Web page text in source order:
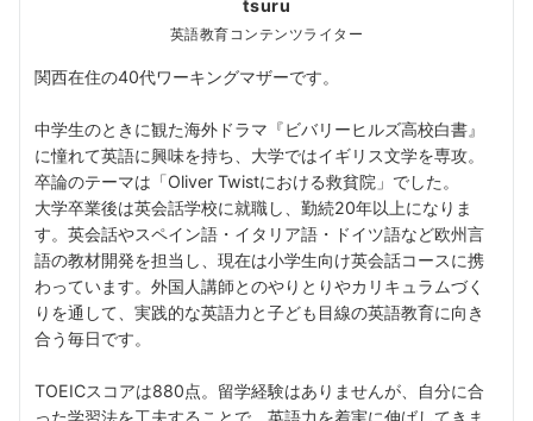
tsuru
英語教育コンテンツライター
関西在住の40代ワーキングマザーです。
中学生のときに観た海外ドラマ『ビバリーヒルズ高校白書』
に憧れて英語に興味を持ち、大学ではイギリス文学を専攻。
卒論のテーマは「Oliver Twistにおける救貧院」でした。
大学卒業後は英会話学校に就職し、勤続20年以上になりま
す。英会話やスペイン語・イタリア語・ドイツ語など欧州言
語の教材開発を担当し、現在は小学生向け英会話コースに携
わっています。外国人講師とのやりとりやカリキュラムづく
りを通して、実践的な英語力と子ども目線の英語教育に向き
合う毎日です。
TOEICスコアは880点。留学経験はありませんが、自分に合